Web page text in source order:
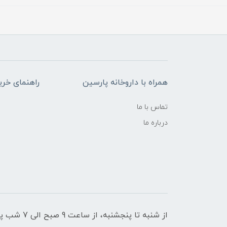
همراه با داروخانه پارسین
تماس با ما
درباره ما
راهنمای
از شنبه تا پنجشنبه، از ساعت 9 صبح الی 7 شب پاسخگوی شما هستیم